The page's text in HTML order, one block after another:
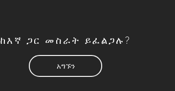
ከእኛ ጋር መስራት ይፈልጋሉ?
አግኙን